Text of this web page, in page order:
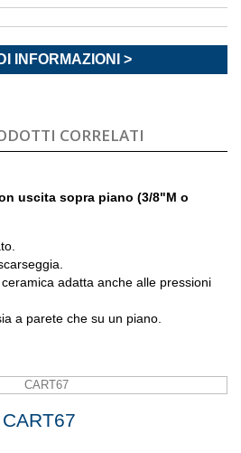
INFORMAZIONI >
CORRELATI
uscita sopra piano (3/8"M o
adatta anche alle pressioni
a parete che su un piano.
CART67